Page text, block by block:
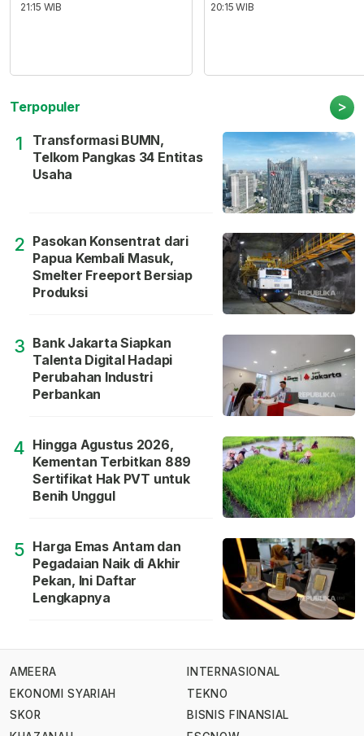
21:15 WIB
20:15 WIB
Terpopuler >
1
Transformasi BUMN,
Telkom Pangkas 34 Entitas
Usaha
2 Pasokan Konsentrat dari
Papua Kembali Masuk,
Smelter Freeport Bersiap
Produksi
3 Bank Jakarta Siapkan
Talenta Digital Hadapi
Perubahan Industri
Perbankan
4 Hingga Agustus 2026,
Kementan Terbitkan 889
Sertifikat Hak PVT untuk
Benih Unggul
5 Harga Emas Antam dan
Pegadaian Naik di Akhir
Pekan, Ini Daftar
Lengkapnya
AMEERA
EKONOMI SYARIAH
SKOR
INTERNASIONAL
TEKNO
BISNIS FINANSIAL